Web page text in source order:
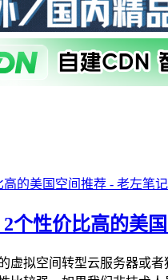
个性价比高的美
虚拟空间转型云服务器或